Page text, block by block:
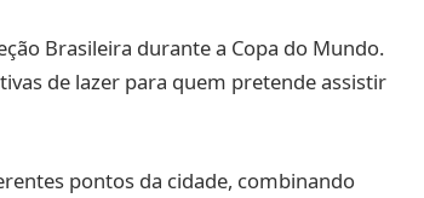
Brasileira durante a Copa do Mundo.
de lazer para quem pretende assistir
pontos da cidade, combinando